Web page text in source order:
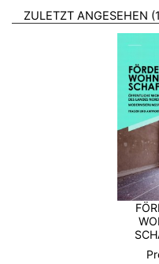
ZULETZT ANGESEHEN 1